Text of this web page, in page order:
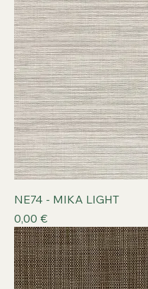
NE74 - MIKA LIGHT
Prix
0,00 €